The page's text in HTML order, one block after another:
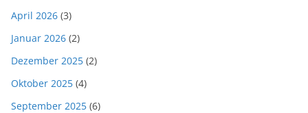
April 2026 (3)
Januar 2026 (2)
Dezember 2025 (2)
Oktober 2025 (4)
September 2025 (6)